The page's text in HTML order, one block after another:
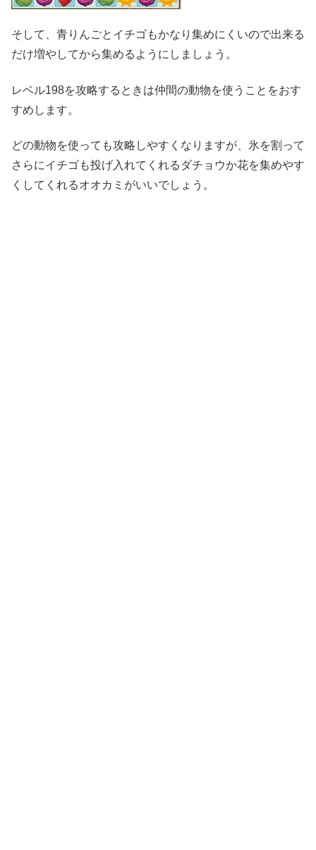
そして、青りんごとイチゴもかなり集めにくいので出来る
だけ増やしてから集めるようにしましょう。
レベル198を攻略するときは仲間の動物を使うことをおす
すめします。
どの動物を使っても攻略しやすくなりますが、氷を割って
さらにイチゴも投げ入れてくれるダチョウか花を集めやす
くしてくれるオオカミがいいでしょう。